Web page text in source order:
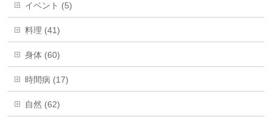
イベント (5)
料理 (41)
身体 (60)
時間病 (17)
自然 (62)